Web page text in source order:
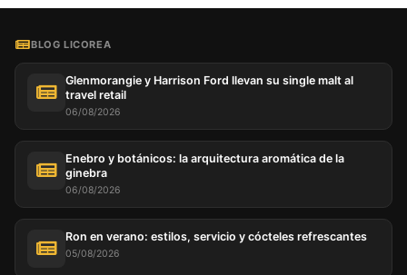
BLOG LICOREA
Glenmorangie y Harrison Ford llevan su single malt al
travel retail
06/08/2026
Enebro y botánicos: la arquitectura aromática de la
ginebra
06/08/2026
Ron en verano: estilos, servicio y cócteles refrescantes
05/08/2026